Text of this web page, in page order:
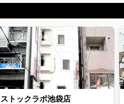
ストックラボ池袋店